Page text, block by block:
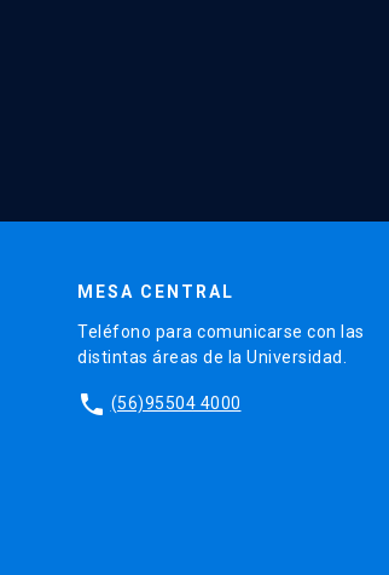
MESA CENTRAL
Teléfono para comunicarse con las
distintas áreas de la Universidad.
phone (56)95504 4000